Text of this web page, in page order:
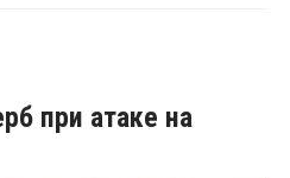
при атаке на